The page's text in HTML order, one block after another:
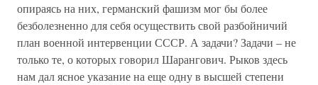
опираясь на них, германский фашизм мог бы более
безболезненно для себя осуществить свой разбойничий
план военной интервенции СССР. А задачи? Задачи – не
только те, о которых говорил Шарангович. Рыков здесь
нам дал ясное указание на еще одну в высшей степени